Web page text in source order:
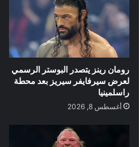
رومان رينز يتصدر البوستر الرسمي
لعرض سيرفايفر سيريز بعد محطة
راسلمينيا
أغسطس 8, 2026